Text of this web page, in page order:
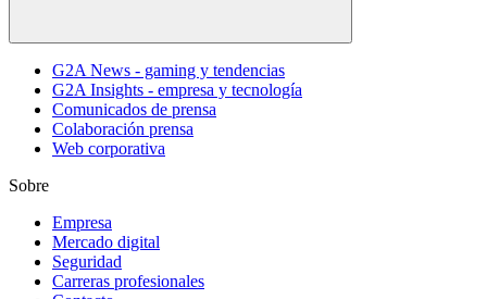
G2A News - gaming y tendencias
G2A Insights - empresa y tecnología
Comunicados de prensa
Colaboración prensa
Web corporativa
Sobre
Empresa
Mercado digital
Seguridad
Carreras profesionales